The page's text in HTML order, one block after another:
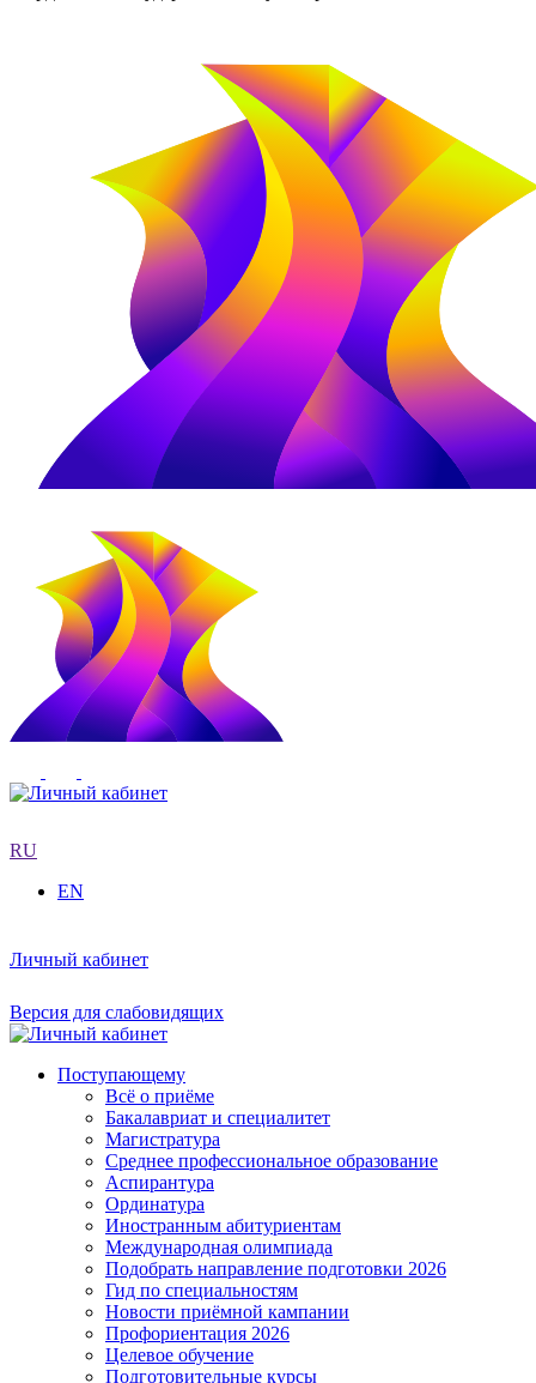
RU
EN
Личный кабинет
Версия для слабовидящих
Поступающему
Всё о приёме
Бакалавриат и специалитет
Магистратура
Среднее профессиональное образование
Аспирантура
Ординатура
Иностранным абитуриентам
Международная олимпиада
Подобрать направление подготовки 2026
Гид по специальностям
Новости приёмной кампании
Профориентация 2026
Целевое обучение
Подготовительные курсы